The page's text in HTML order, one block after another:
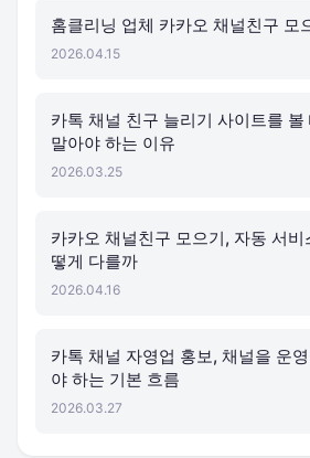
홈클리닝 업체 카카오 채널친구 모
2026.04.15
카톡 채널 친구 늘리기 사이트를 볼
말아야 하는 이유
2026.03.25
카카오 채널친구 모으기, 자동 서비
떻게 다를까
2026.04.16
카톡 채널 자영업 홍보, 채널을 운
야 하는 기본 흐름
2026.03.27